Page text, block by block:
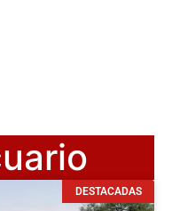
DESTACADAS